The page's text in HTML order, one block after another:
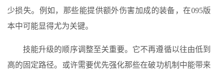
少损失。例如，那些能提供额外伤害加成的装备，在095版
本中可能显得尤为关键。
技能升级的顺序调整至关重要。它不再遵循以往由低到
高的固定路径。或许需要优先强化那些在破功机制中能带来